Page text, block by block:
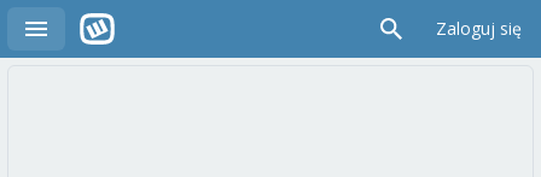
Zaloguj się